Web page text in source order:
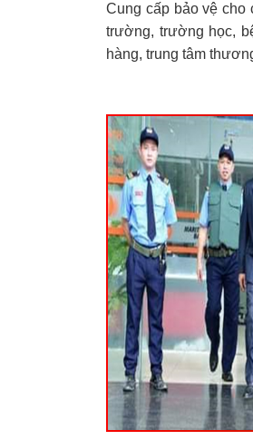
Cung cấp bảo vệ cho
trường, trường học,
hàng, trung tâm